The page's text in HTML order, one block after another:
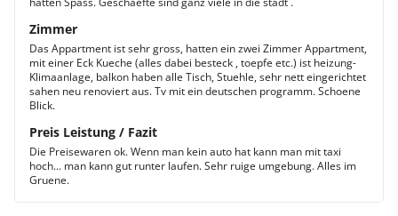
Zimmer
Das Appartment ist sehr gross, hatten ein zwei Zimmer Appartment,
mit einer Eck Kueche (alles dabei besteck , toepfe etc.) ist heizung-
Klimaanlage, balkon haben alle Tisch, Stuehle, sehr nett eingerichtet
sahen neu renoviert aus. Tv mit ein deutschen programm. Schoene
Blick.
Preis Leistung / Fazit
Die Preisewaren ok. Wenn man kein auto hat kann man mit taxi
hoch... man kann gut runter laufen. Sehr ruige umgebung. Alles im
Gruene.